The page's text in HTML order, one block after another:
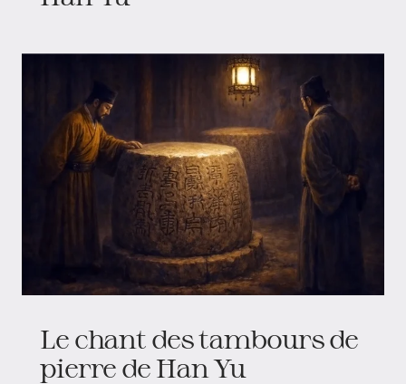
Le chant des tambours de
pierre de Han Yu